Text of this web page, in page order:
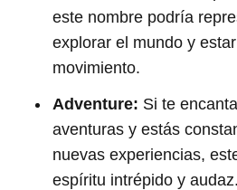
este nombre podría
explorar el mundo y
movimiento.
Adventure: Si te
aventuras y estás
nuevas experiencias,
espíritu intrépido y audaz.